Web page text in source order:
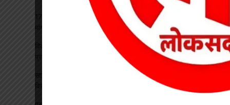
17 अगस्त की हड़ताल से पहले चेयरमैन ने बुलाई बैठक, बिजली कर्मियों की
विकसित भारत रोजगार मिशन पर खारंग में एकदिवसीय प्रशिक्षण, जनपद
प्रतिनिधियों ने सीखी योजनाओं के प्रभावी क्रियान्वयन की बारीकियां
साइबर सुरक्षा एवं छात्र कानून जागरूकता कार्यक्रम आयोजित, प्रतिभावान